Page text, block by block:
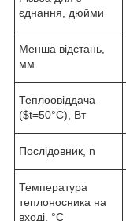
єднання, дюйми
Менша відстань,
мм
Теплоовіддача
($t=50°C), Вт
Послідовник, n
Температура
теплоносника на
вході, °C